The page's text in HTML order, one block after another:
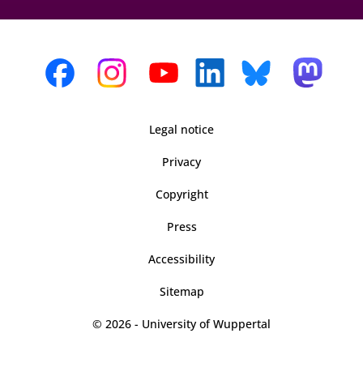
Legal notice
Privacy
Copyright
Press
Accessibility
Sitemap
© 2026 - University of Wuppertal